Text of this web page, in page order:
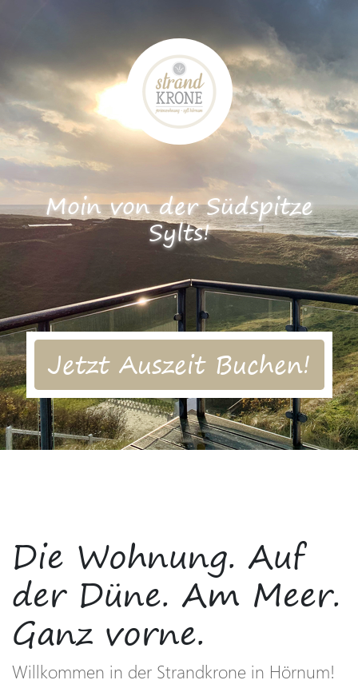
Moin von der Südspitze
Sylts!
Jetzt Auszeit Buchen!
Die Wohnung. Auf
der Düne. Am Meer.
Ganz vorne.
Willkommen in der Strandkrone in Hörnum!